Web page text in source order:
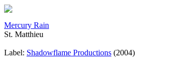
Mercury Rain
St. Matthieu
Label: Shadowflame Productions (2004)